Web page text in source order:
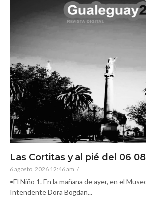
Las Cortitas y al pié del 06
6 agosto, 2026 12:46 am /
•El Niño 1. En la mañana de ayer, en el
Intendente Dora Bogdan...